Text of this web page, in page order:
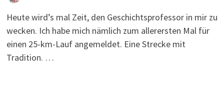
Heute wird’s mal Zeit, den Geschichtsprofessor in mir zu
wecken. Ich habe mich nämlich zum allerersten Mal für
einen 25-km-Lauf angemeldet. Eine Strecke mit
Tradition. …